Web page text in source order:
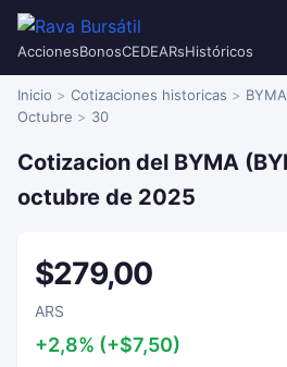
AccionesBonosCEDEARsHistóricos
Inicio Cotizaciones historicas
Octubre
30
Cotizacion del BYMA
octubre de 2025
$279,00
ARS
+2,8% (+$7,50)